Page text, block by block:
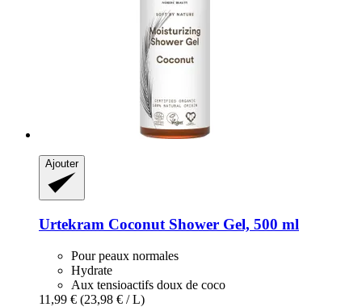
Ajouter
Urtekram Coconut Shower Gel, 500 ml
Pour peaux normales
Hydrate
Aux tensioactifs doux de coco
11,99 € (23,98 € / L)